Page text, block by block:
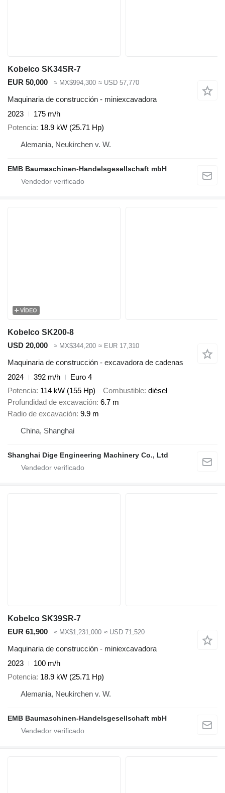
Kobelco SK34SR-7
EUR 50,000
≈ MX$994,300 ≈ USD 57,770
Maquinaria de construcción - miniexcavadora
2023
175 m/h
Potencia 18.9 kW (25.71 Hp)
Alemania, Neukirchen v. W.
EMB Baumaschinen-Handelsgesellschaft mbH
VÍDEO
Kobelco SK200-8
USD 20,000
≈ MX$344,200 ≈ EUR 17,310
Maquinaria de construcción - excavadora de cadenas
2024
392 m/h
Euro 4
Potencia 114 kW (155 Hp) Combustible diésel
Profundidad de excavación 6.7 m
Radio de excavación 9.9 m
China, Shanghai
Shanghai Dige Engineering Machinery Co., Ltd
Kobelco SK39SR-7
EUR 61,900
≈ MX$1,231,000 ≈ USD 71,520
Maquinaria de construcción - miniexcavadora
2023
100 m/h
Potencia 18.9 kW (25.71 Hp)
Alemania, Neukirchen v. W.
EMB Baumaschinen-Handelsgesellschaft mbH